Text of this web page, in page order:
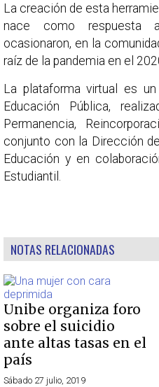
La creación de esta
nace como respuesta
ocasionaron, en la
raíz de la pandemia en el
La plataforma virtual es
Educación Pública,
Permanencia,
conjunto con la Dirección
Educación y en
Estudiantil.
NOTAS RELACIONADAS
Unibe organiza foro
sobre el suicidio
ante altas tasas en el
país
Sábado 27 julio, 2019